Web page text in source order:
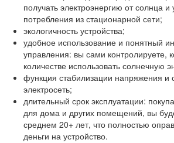
получать электроэнергию от солнца
потребления из стационарной сети;
экологичность устройства;
удобное использование и понятный
управления: вы сами контролируете,
количестве использовать солнечную
функция стабилизации напряжения и
электросеть;
длительный срок эксплуатации:
для дома и других помещений, вы
среднем 20+ лет, что полностью
деньги на устройство.